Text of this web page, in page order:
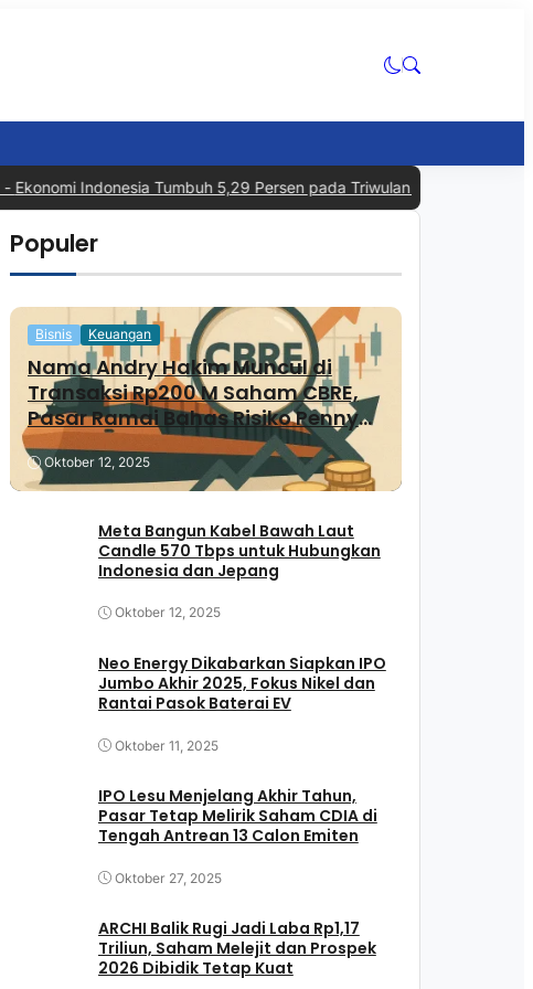
Ekonomi Indonesia Tumbuh 5,29 Persen pada Triwulan II 2026, Tertinggi
Populer
Bisnis Keuangan
Nama Andry Hakim Muncul di
Transaksi Rp200 M Saham CBRE,
Pasar Ramai Bahas Risiko Penny
Stock
Oktober 12, 2025
Meta Bangun Kabel Bawah Laut
Candle 570 Tbps untuk Hubungkan
Indonesia dan Jepang
Oktober 12, 2025
Neo Energy Dikabarkan Siapkan IPO
Jumbo Akhir 2025, Fokus Nikel dan
Rantai Pasok Baterai EV
Oktober 11, 2025
IPO Lesu Menjelang Akhir Tahun,
Pasar Tetap Melirik Saham CDIA di
Tengah Antrean 13 Calon Emiten
Oktober 27, 2025
ARCHI Balik Rugi Jadi Laba Rp1,17
Triliun, Saham Melejit dan Prospek
2026 Dibidik Tetap Kuat